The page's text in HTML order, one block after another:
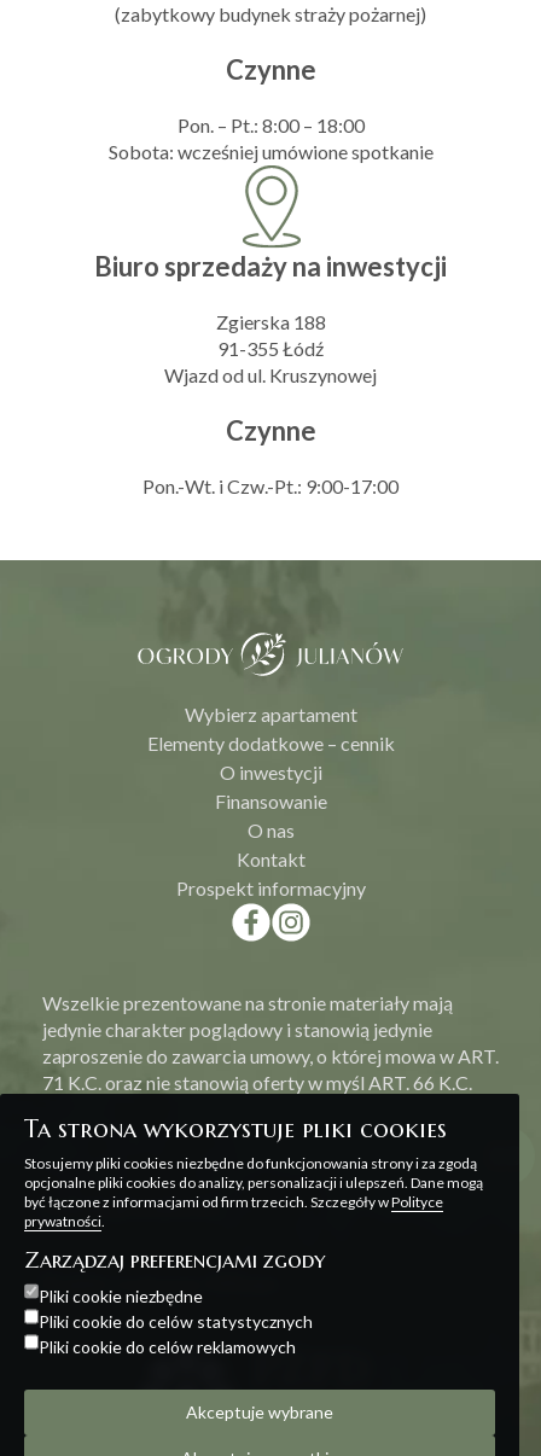
(zabytkowy budynek straży pożarnej)
Czynne
Pon. – Pt.: 8:00 – 18:00
Sobota: wcześniej umówione spotkanie
Biuro sprzedaży na inwestycji
Zgierska 188
91-355 Łódź
Wjazd od ul. Kruszynowej
Czynne
Pon.-Wt. i Czw.-Pt.: 9:00-17:00
Wybierz apartament
Elementy dodatkowe – cennik
O inwestycji
Finansowanie
O nas
Kontakt
Prospekt informacyjny
Wszelkie prezentowane na stronie materiały mają
jedynie charakter poglądowy i stanowią jedynie
zaproszenie do zawarcia umowy, o której mowa w ART.
71 K.C. oraz nie stanowią oferty w myśl ART. 66 K.C.
Polityka prywatności
Ta strona wykorzystuje pliki cookies
Stosujemy pliki cookies niezbędne do funkcjonowania strony i za zgodą
opcjonalne pliki cookies do analizy, personalizacji i ulepszeń. Dane mogą
być łączone z informacjami od firm trzecich. Szczegóły wPolityce
prywatności.
Zarządzaj preferencjami zgody
Pliki cookie niezbędne
Pliki cookie do celów statystycznych
Pliki cookie do celów reklamowych
Akceptuje wybrane